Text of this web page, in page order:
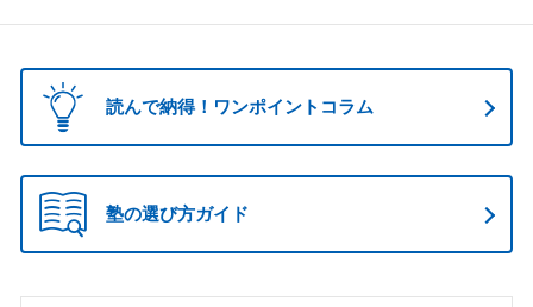
読んで納得！ワンポイントコラム
塾の選び方ガイド